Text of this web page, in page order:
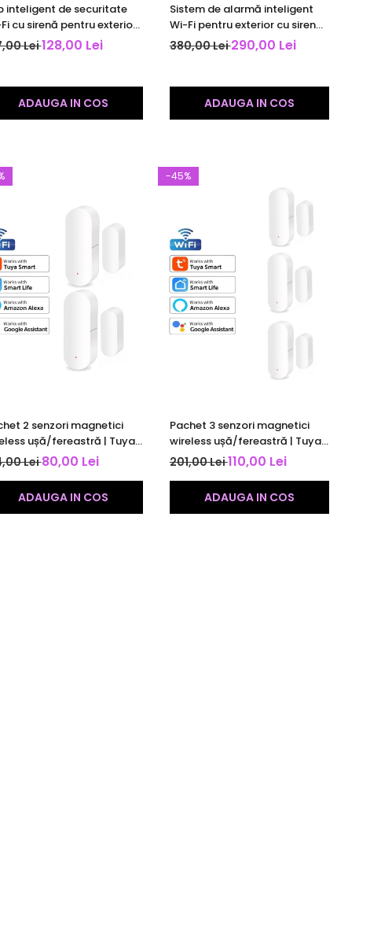
inteligent de securitate
cu sirenă pentru exterior |
Smart / Smart Life |
Alexa & Google |
Lei128,00 Lei
ADAUGA IN COS
Sistem de alarmă inteligent
Wi-Fi pentru exterior cu sirenă
120 dB | Tuya Smart / Smart
Life | compatibil Alexa &
380,00 Lei290,00 Lei
ADAUGA IN COS
2 senzori magnetici
ușă/fereastră | Tuya
/ Smart Life |
Lei80,00 Lei
ADAUGA IN COS
-45%
Pachet 3 senzori magnetici
wireless ușă/fereastră | Tuya
Smart / Smart Life |
201,00 Lei110,00 Lei
ADAUGA IN COS